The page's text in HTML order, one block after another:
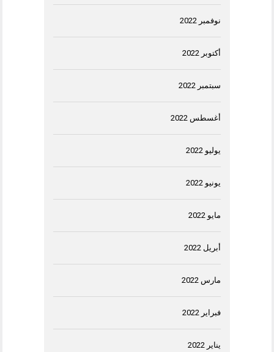
نوفمبر 2022
أكتوبر 2022
سبتمبر 2022
أغسطس 2022
يوليو 2022
يونيو 2022
مايو 2022
أبريل 2022
مارس 2022
فبراير 2022
يناير 2022